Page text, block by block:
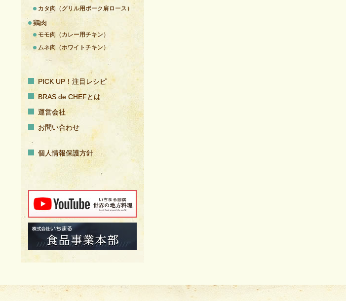
カタ肉（グリル用ポーク肩ロース）
鶏肉
モモ肉（カレー用チキン）
ムネ肉（ホワイトチキン）
PICK UP！注目レシピ
BRAS de CHEFとは
運営会社
お問い合わせ
個人情報保護方針